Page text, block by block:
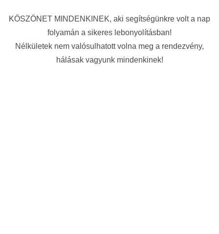
KÖSZÖNET MINDENKINEK, aki segítségünkre volt a nap
folyamán a sikeres lebonyolításban!
Nélkületek nem valósulhatott volna meg a rendezvény,
hálásak vagyunk mindenkinek!